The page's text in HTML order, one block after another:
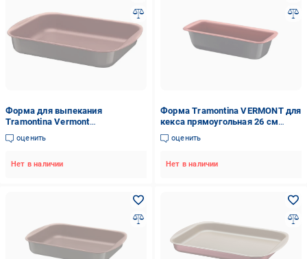
Форма для выпекания
Tramontina Vermont
39,2х28,2х6,3 см
оценить
Нет в наличии
Форма Tramontina VERMONT для
кекса прямоугольная 26 см
(27806/008)
оценить
Нет в наличии